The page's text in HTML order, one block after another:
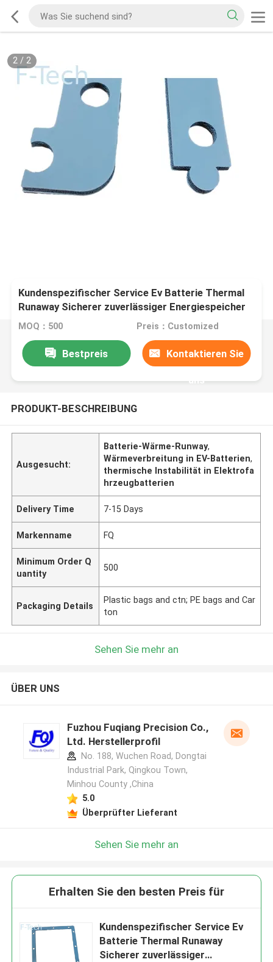
2/ 2
Kundenspezifischer Service Ev Batterie Thermal
Runaway Sicherer zuverlässiger Energiespeicher
für Ev Batterie Pad
MOQ：500 Preis：Customized
Bestpreis Kontaktieren Sie
uns
PRODUKT-BESCHREIBUNG
Ausgesucht:
Batterie-Wärme-Runway,
Wärmeverbreitung in EV-Batterien,
thermische Instabilität in Elektrofa
hrzeugbatterien
Delivery Time 7-15 Days
Markenname FQ
Minimum Order Q
uantity
500
Packaging Details
Plastic bags and ctn; PE bags and Car
ton
Sehen Sie mehr an
ÜBER UNS
Fuzhou Fuqiang Precision Co.,
Ltd. Herstellerprofil
No. 188, Wuchen Road, Dongtai
Industrial Park, Qingkou Town,
Minhou County ,China
5.0
Überprüfter Lieferant
Sehen Sie mehr an
Erhalten Sie den besten Preis für
Kundenspezifischer Service Ev
Batterie Thermal Runaway
Sicherer zuverlässiger